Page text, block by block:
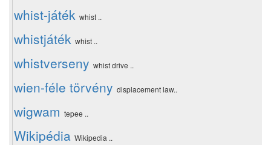
whist-játék whist ..
whistjáték whist ..
whistverseny whist drive ..
wien-féle törvény displacement law..
wigwam tepee ..
Wikipédia Wikipedia ..